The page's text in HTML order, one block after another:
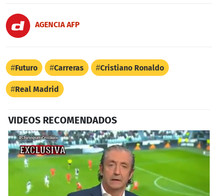
AGENCIA AFP
Futuro Carreras Cristiano Ronaldo
Real Madrid
VIDEOS RECOMENDADOS